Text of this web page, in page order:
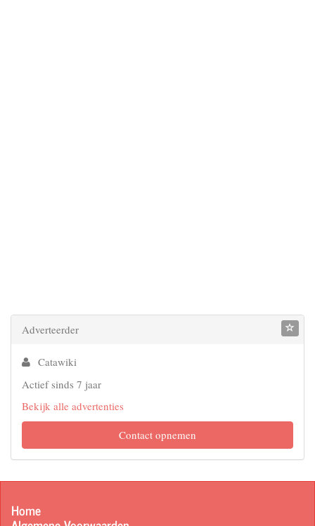
Adverteerder
Catawiki
Actief sinds 7 jaar
Bekijk alle advertenties
Contact opnemen
Home